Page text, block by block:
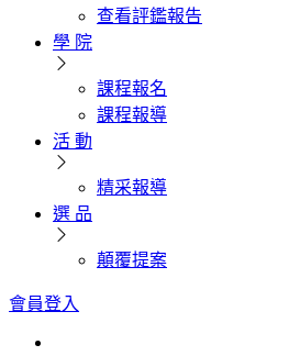
查看評鑑報告
學 院
課程報名
課程報導
活 動
精采報導
選 品
顛覆提案
會員登入